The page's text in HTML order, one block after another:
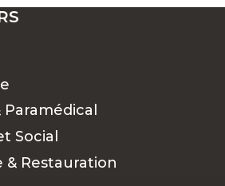
Social
& Restauration